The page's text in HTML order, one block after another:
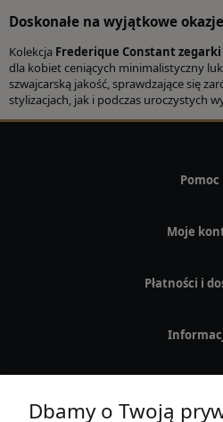
Doskonałe na wyjątkowe
Kolekcja Frederique Constant
dla kobiet ceniących minimalistyczny
szwajcarską jakość, sprawdzające się
stylizacjach, jak i podczas uroczystych
Pomoc
Moje
Płatności i
Dbamy o Twoją